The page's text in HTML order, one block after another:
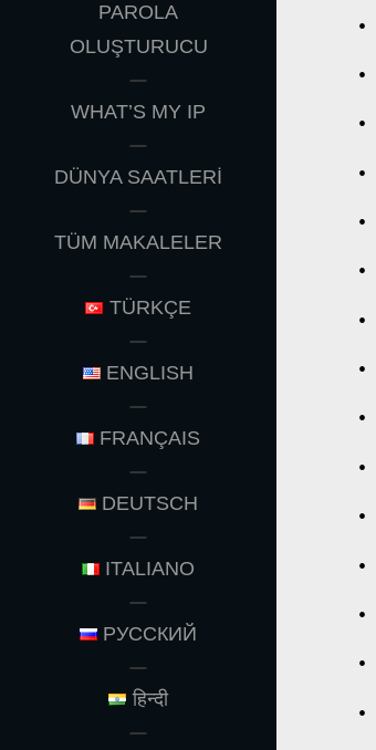
PAROLA
OLUŞTURUCU
WHAT’S MY IP
DÜNYA SAATLERİ
TÜM MAKALELER
TÜRKÇE
ENGLISH
FRANÇAIS
DEUTSCH
ITALIANO
РУССКИЙ
हिन्दी